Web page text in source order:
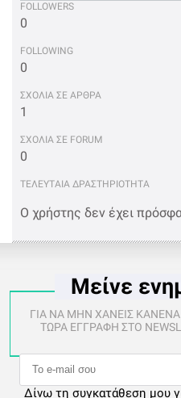
FOLLOWERS
0
FOLLOWING
0
ΣΧΟΛΙΑ ΣΕ ΑΡΘΡΑ
1
ΣΧΟΛΙΑ ΣΕ FORUM
0
ΤΕΛΕΥΤΑΙΑ ΔΡΑΣΤΗΡΙΟΤΗΤΑ
Ο χρήστης δεν έχει
Μείνε
ΓΙΑ ΝΑ ΜΗΝ ΧΑΝΕΙΣ
ΤΩΡΑ ΕΓΓΡΑΦΗ ΣΤΟ
Δίνω τη συγκατάθεση μου